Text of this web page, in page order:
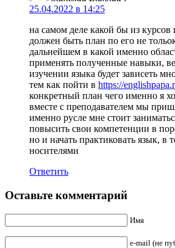
25.04.2022 в 14:25
на самом деле какой бы из
должен быть план по его не
дальнейшем в какой именно
применять полученные навыки,
изучении языка будет зависеть
тем как пойти в https://
конкретный план чего именно я
вместе с преподавателем мы
именно русле мне стоит
повысить свои компетенции в
но и начать практиковать язык, в
носителями
Ответить
Оставьте комментарий
Имя
e-mail (не